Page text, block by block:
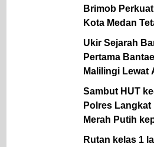
Brimob
Kota Medan
Ukir Sejarah
Pertama
Malilingi Lewat
Sambut HUT
Polres
Merah Putih
Rutan kelas 1